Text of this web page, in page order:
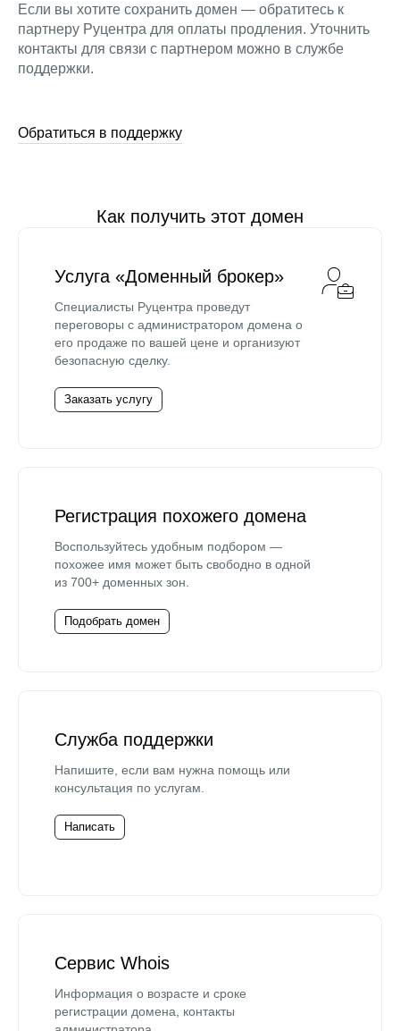
Если вы хотите сохранить домен — обратитесь к
партнеру Руцентра для оплаты продления. Уточнить
контакты для связи с партнером можно в службе
поддержки.
Обратиться в поддержку
Как получить этот домен
Услуга «Доменный брокер»
Специалисты Руцентра проведут
переговоры с администратором домена о
его продаже по вашей цене и организуют
безопасную сделку.
Заказать услугу
Регистрация похожего домена
Воспользуйтесь удобным подбором —
похожее имя может быть свободно в одной
из 700+ доменных зон.
Подобрать домен
Служба поддержки
Напишите, если вам нужна помощь или
консультация по услугам.
Написать
Сервис Whois
Информация о возрасте и сроке
регистрации домена, контакты